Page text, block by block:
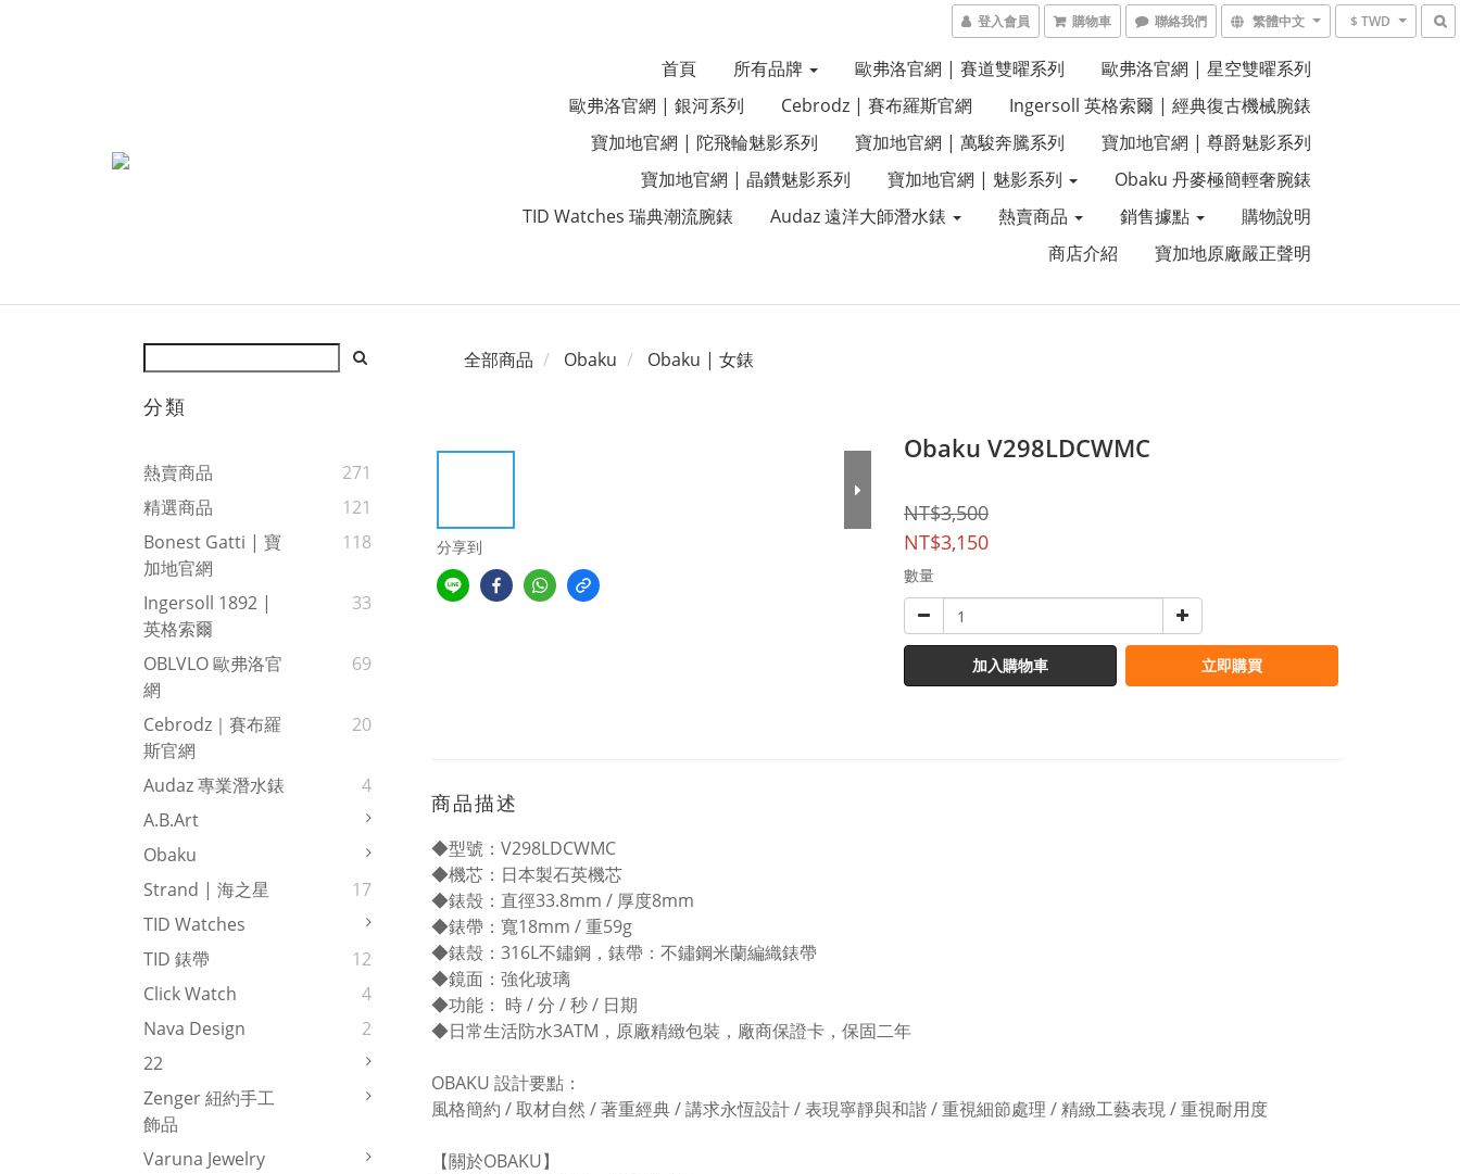
登入會員 購物車 聯絡我們 繁體中文 $ TWD
首頁 所有品牌 歐弗洛官網 | 賽道雙曜系列
歐弗洛官網 | 星空雙曜系列
歐弗洛官網 | 銀河系列
Cebrodz | 賽布羅斯官網
Ingersoll 英格索爾 | 經典復古機械腕錶
寶加地官網 | 陀飛輪魅影系列
寶加地官網 | 萬駿奔騰系列
寶加地官網 | 尊爵魅影系列
寶加地官網 | 晶鑽魅影系列
寶加地官網 | 魅影系列
Obaku 丹麥極簡輕奢腕錶
TID Watches 瑞典潮流腕錶
Audaz 遠洋大師潛水錶 熱賣商品 銷售據點
購物說明
商店介紹
寶加地原廠嚴正聲明
分類
熱賣商品
271
精選商品
121
Bonest Gatti | 寶
加地官網
118
Ingersoll 1892 |
英格索爾
33
OBLVLO 歐弗洛官
網
69
Cebrodz｜賽布羅
斯官網
20
Audaz 專業潛水錶
4
A.b.art
Obaku
Strand | 海之星
17
TID Watches
TID 錶帶
12
Click Watch
4
Nava Design
2
22
Zenger 紐約手工
飾品
Varuna Jewelry
全部商品 Obaku Obaku | 女錶
分享到
Obaku V298LDCWMC
NT$3,500
NT$3,150
數量
加入購物車 立即購買
商品描述
◆型號：V298LDCWMC
◆機芯：日本製石英機芯
◆錶殼：直徑33.8mm / 厚度8mm
◆錶帶：寬18mm / 重59g
◆錶殼：316L不鏽鋼，錶帶：不鏽鋼米蘭編織錶帶
◆鏡面：強化玻璃
◆功能： 時 / 分 / 秒 / 日期
◆日常生活防水3ATM，原廠精緻包裝，廠商保證卡，保固二年
OBAKU 設計要點：
風格簡約 / 取材自然 / 著重經典 / 講求永恆設計 / 表現寧靜與和諧 / 重視細節處理 / 精緻工藝表現 / 重視耐用度
【關於OBAKU】